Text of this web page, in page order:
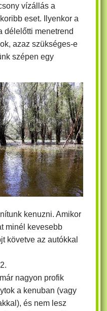
vízállás a
eset. Ilyenkor a
délelőtti menetrend
azaz szükséges-e
szépen egy
kenuzni. Amikor
minél kevesebb
követve az autókkal
nagyon profik
a kenuban (vagy
és nem lesz